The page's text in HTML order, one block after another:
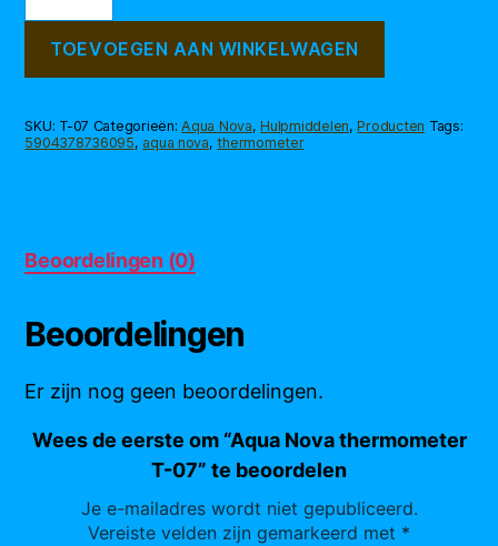
thermometer
aantal
TOEVOEGEN AAN WINKELWAGEN
SKU: T-07 Categorieën:Aqua Nova,Hulpmiddelen,Producten Tags:
5904378736095, aqua nova,thermometer
Beoordelingen (0)
Beoordelingen
Er zijn nog geen beoordelingen.
Wees de eerste om “Aqua Nova thermometer
T-07” te beoordelen
Je e-mailadres wordt niet gepubliceerd.
Vereiste velden zijn gemarkeerd met *